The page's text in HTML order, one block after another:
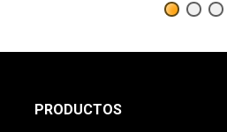
PRODUCTOS